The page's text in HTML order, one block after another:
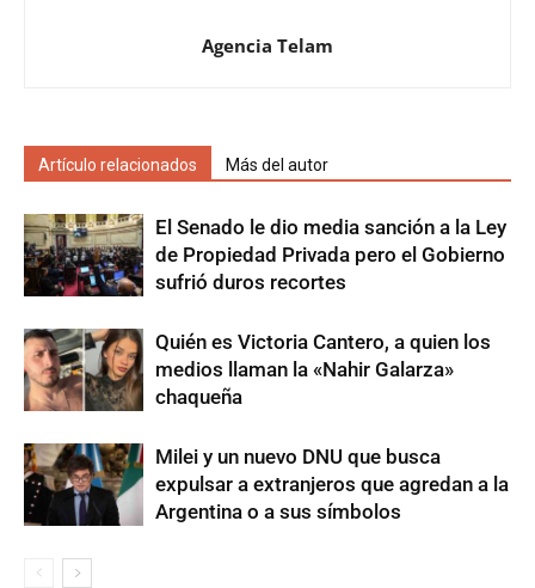
Agencia Telam
Artículo relacionados Más del autor
El Senado le dio media sanción a la Ley
de Propiedad Privada pero el Gobierno
sufrió duros recortes
Quién es Victoria Cantero, a quien los
medios llaman la «Nahir Galarza»
chaqueña
Milei y un nuevo DNU que busca
expulsar a extranjeros que agredan a la
Argentina o a sus símbolos